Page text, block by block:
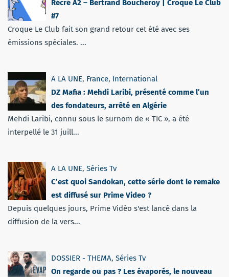
Récré A2 – Bertrand Boucheroy | Croque Le Club
#7
Croque Le Club fait son grand retour cet été avec ses
émissions spéciales. ...
A LA UNE, France, International
DZ Mafia : Mehdi Laribi, présenté comme l’un
des fondateurs, arrêté en Algérie
Mehdi Laribi, connu sous le surnom de « TIC », a été
interpellé le 31 juill...
A LA UNE, Séries Tv
C’est quoi Sandokan, cette série dont le remake
est diffusé sur Prime Video ?
Depuis quelques jours, Prime Vidéo s'est lancé dans la
diffusion de la vers...
DOSSIER - THEMA, Séries Tv
On regarde ou pas ? Les évaporés, le nouveau